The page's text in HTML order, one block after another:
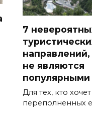
7
не являются
популярными
Для тех, кто
переполненных